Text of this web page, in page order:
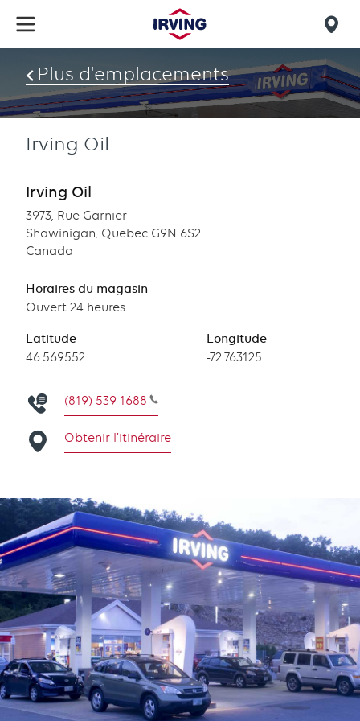
main
content
find
us
Plus d'emplacements
Irving Oil
Irving Oil
3973, Rue Garnier
Shawinigan, Quebec G9N 6S2
Canada
Horaires du magasin
Ouvert 24 heures
Latitude
Latitude
46.569552
Longitude
Longitude
-72.763125
(819) 539-1688
Obtenir l’itinéraire